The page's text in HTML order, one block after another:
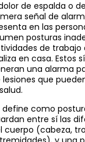
de espalda o
señal de
en las
posturas
de trabajo
en casa. Estos
una alarma
lesiones que
define como
entre sí las
cuerpo (cabeza,